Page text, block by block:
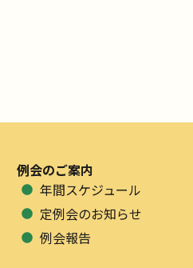
例会のご案内
年間スケジュール
定例会のお知らせ
例会報告